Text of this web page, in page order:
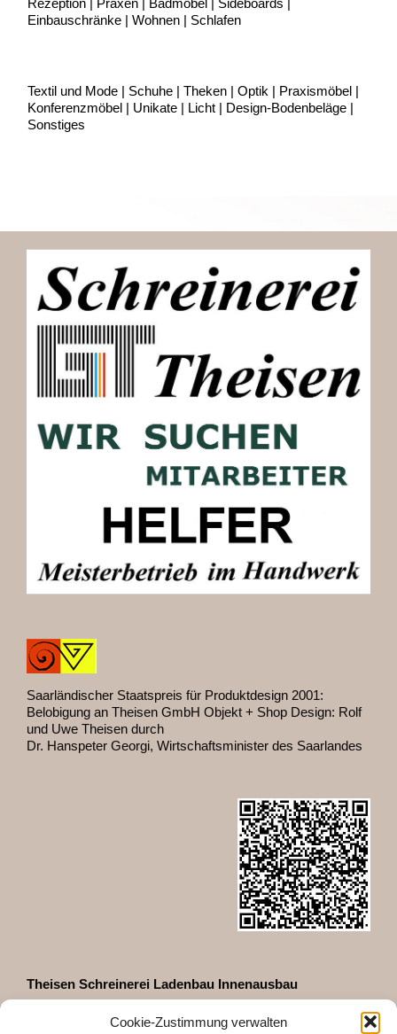
Cookie-Zustimmung verwalten
Rezeption | Praxen | Badmöbel | Sideboards |
Einbauschränke | Wohnen | Schlafen
Textil und Mode | Schuhe | Theken | Optik | Praxismöbel |
Konferenzmöbel | Unikate | Licht | Design-Bodenbeläge |
Sonstiges
Saarländischer Staatspreis für Produktdesign 2001:
Belobigung an Theisen GmbH Objekt + Shop Design: Rolf
und Uwe Theisen durch
Dr. Hanspeter Georgi, Wirtschaftsminister des Saarlandes
Theisen Schreinerei Ladenbau Innenausbau
GmbH & Co. KG